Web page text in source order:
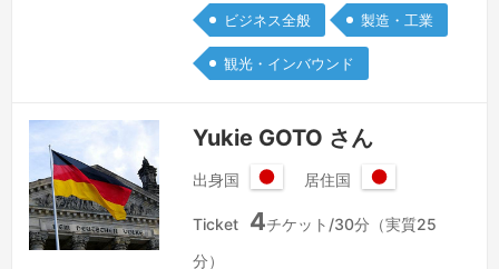
カーに勤務しました。結婚を機に第一線
から一時期退きましたがテーマパーク建
設現場通訳で復帰して現在に至っており
ビジネス全般 製造・工業
観光・インバウンド
Yukie GOTO さん
出身国
本
居住国
本
Ticket 4チケット/30分（実質25
分）